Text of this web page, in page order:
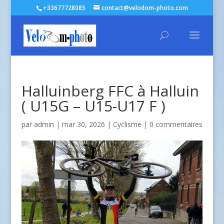
+33677728085 contact@velodom-photo.com
Halluinberg FFC à Halluin
( U15G – U15-U17 F )
par admin | mar 30, 2026 | Cyclisme | 0 commentaires